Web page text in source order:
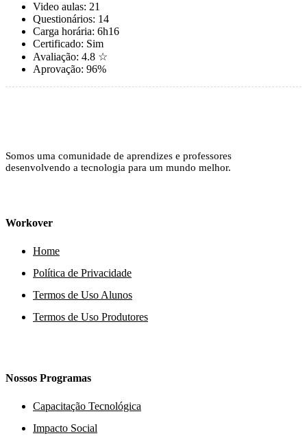
Video aulas: 21
Questionários: 14
Carga horária: 6h16
Certificado: Sim
Avaliação: 4.8 ☆
Aprovação: 96%
Somos uma comunidade de aprendizes e professores
desenvolvendo a tecnologia para um mundo melhor.
Workover
Home
Política de Privacidade
Termos de Uso Alunos
Termos de Uso Produtores
Nossos Programas
Capacitação Tecnológica
Impacto Social